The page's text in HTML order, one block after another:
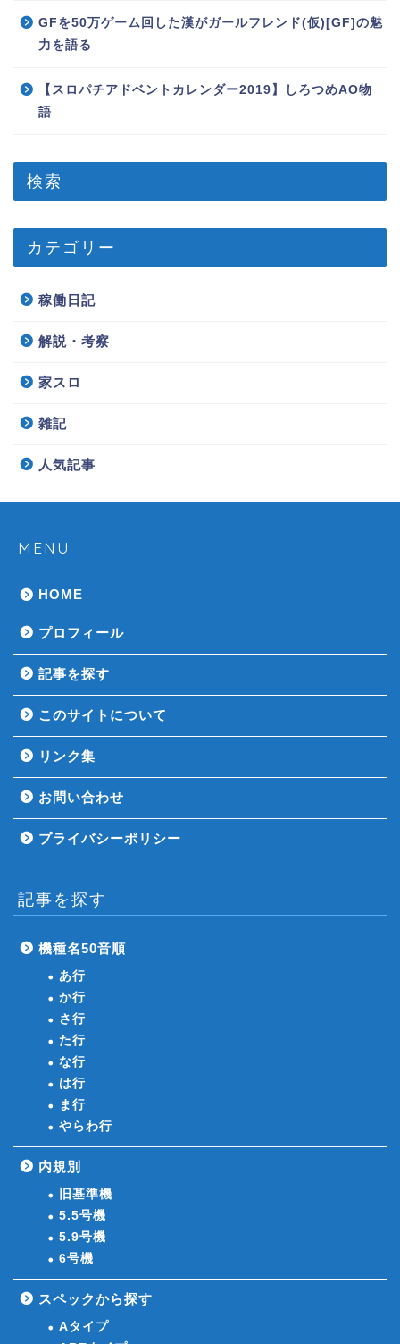
GFを50万ゲーム回した漢がガールフレンド(仮)[GF]の魅
力を語る
【スロパチアドベントカレンダー2019】しろつめAO物
語
検索
カテゴリー
稼働日記
解説・考察
家スロ
雑記
人気記事
MENU
HOME
プロフィール
記事を探す
このサイトについて
リンク集
お問い合わせ
プライバシーポリシー
記事を探す
機種名50音順
あ行
か行
さ行
た行
な行
は行
ま行
やらわ行
内規別
旧基準機
5.5号機
5.9号機
6号機
スペックから探す
Aタイプ